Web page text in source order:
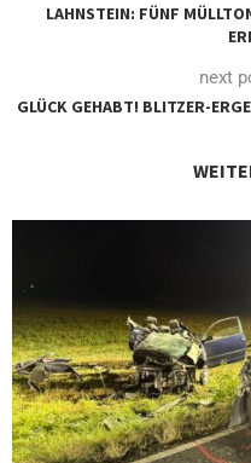
LAHNSTEIN: FÜNF
next
GLÜCK GEHABT! BLITZER-